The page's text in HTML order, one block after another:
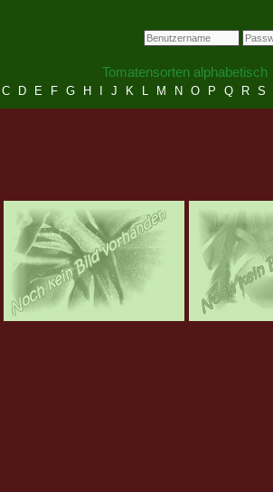
Tomatensorten alphabetisch
C D E F G H J K L M N O P Q R S